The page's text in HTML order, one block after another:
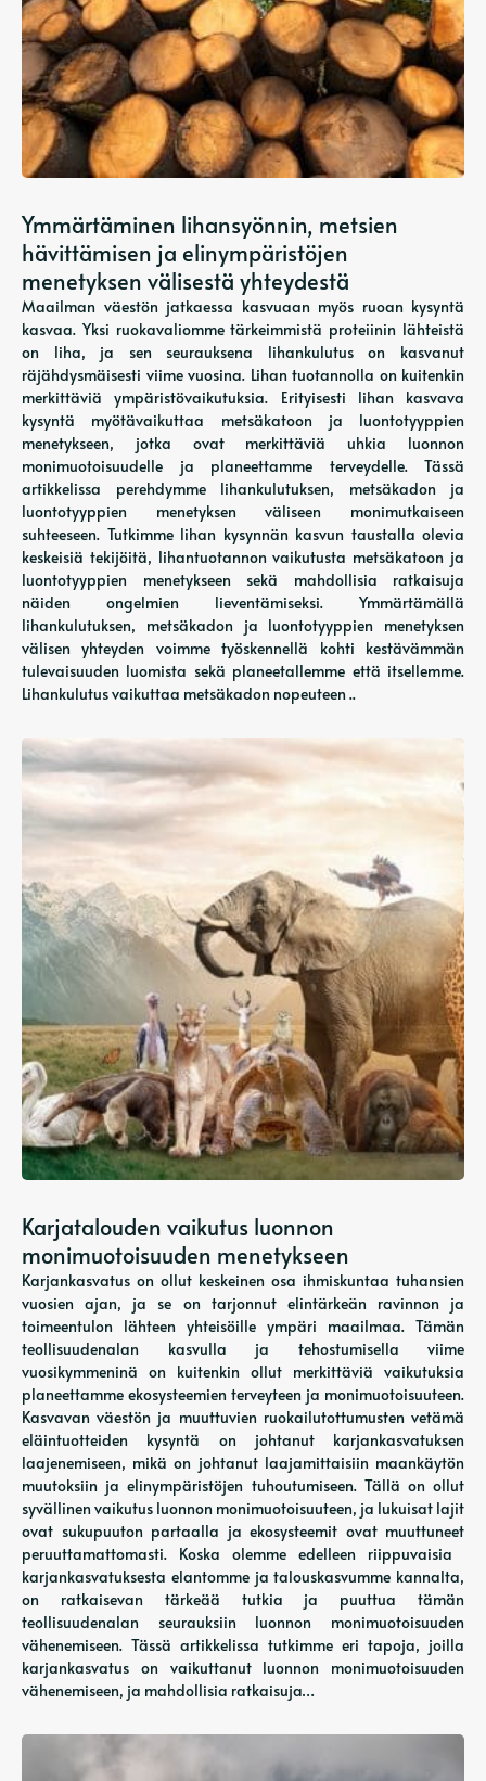
Ymmärtäminen lihansyönnin, metsien
hävittämisen ja elinympäristöjen
menetyksen välisestä yhteydestä
Maailman väestön jatkaessa kasvuaan myös ruoan kysyntä
kasvaa. Yksi ruokavaliomme tärkeimmistä proteiinin lähteistä
on liha, ja sen seurauksena lihankulutus on kasvanut
räjähdysmäisesti viime vuosina. Lihan tuotannolla on kuitenkin
merkittäviä ympäristövaikutuksia. Erityisesti lihan kasvava
kysyntä myötävaikuttaa metsäkatoon ja luontotyyppien
menetykseen, jotka ovat merkittäviä uhkia luonnon
monimuotoisuudelle ja planeettamme terveydelle. Tässä
artikkelissa perehdymme lihankulutuksen, metsäkadon ja
luontotyyppien menetyksen väliseen monimutkaiseen
suhteeseen. Tutkimme lihan kysynnän kasvun taustalla olevia
keskeisiä tekijöitä, lihantuotannon vaikutusta metsäkatoon ja
luontotyyppien menetykseen sekä mahdollisia ratkaisuja
näiden ongelmien lieventämiseksi. Ymmärtämällä
lihankulutuksen, metsäkadon ja luontotyyppien menetyksen
välisen yhteyden voimme työskennellä kohti kestävämmän
tulevaisuuden luomista sekä planeetallemme että itsellemme.
Lihankulutus vaikuttaa metsäkadon nopeuteen ..
Karjatalouden vaikutus luonnon
monimuotoisuuden menetykseen
Karjankasvatus on ollut keskeinen osa ihmiskuntaa tuhansien
vuosien ajan, ja se on tarjonnut elintärkeän ravinnon ja
toimeentulon lähteen yhteisöille ympäri maailmaa. Tämän
teollisuudenalan kasvulla ja tehostumisella viime
vuosikymmeninä on kuitenkin ollut merkittäviä vaikutuksia
planeettamme ekosysteemien terveyteen ja monimuotoisuuteen.
Kasvavan väestön ja muuttuvien ruokailutottumusten vetämä
eläintuotteiden kysyntä on johtanut karjankasvatuksen
laajenemiseen, mikä on johtanut laajamittaisiin maankäytön
muutoksiin ja elinympäristöjen tuhoutumiseen. Tällä on ollut
syvällinen vaikutus luonnon monimuotoisuuteen, ja lukuisat lajit
ovat sukupuuton partaalla ja ekosysteemit ovat muuttuneet
peruuttamattomasti. Koska olemme edelleen riippuvaisia ​​
karjankasvatuksesta elantomme ja talouskasvumme kannalta,
on ratkaisevan tärkeää tutkia ja puuttua tämän
teollisuudenalan seurauksiin luonnon monimuotoisuuden
vähenemiseen. Tässä artikkelissa tutkimme eri tapoja, joilla
karjankasvatus on vaikuttanut luonnon monimuotoisuuden
vähenemiseen, ja mahdollisia ratkaisuja…